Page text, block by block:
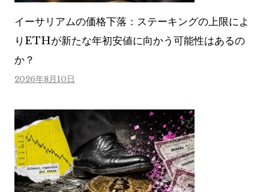
イーサリアムの価格下落：ステーキングの上限によ
りETHが新たな年初安値に向かう可能性はあるの
か？
2026年8月10日